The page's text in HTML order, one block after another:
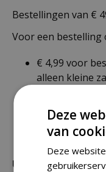
Bestellingen van €
Voor een bestelling
€ 4,99 voor
alleen kleine
€ 6,99 voor
rest van de
verzonden.
Uitzonderlijke
Deze
van
Deze